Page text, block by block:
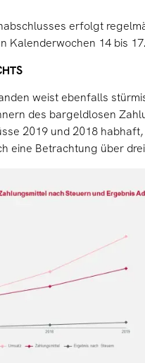
erfolgt
Kalenderwochen 14 bis 17.
weist ebenfalls
des bargeldlosen
2019 und 2018
eine Betrachtung über